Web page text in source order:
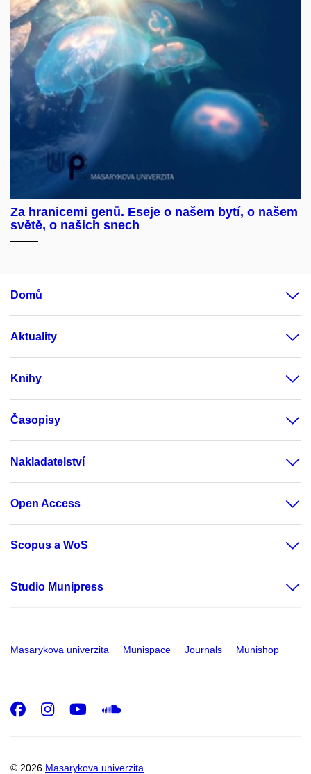
Za hranicemi genů. Eseje o našem bytí, o našem
světě, o našich snech
Domů
Aktuality
Knihy
Časopisy
Nakladatelství
Open Access
Scopus a WoS
Studio Munipress
Masarykova univerzita Munispace Journals Munishop
© 2026 Masarykova univerzita
Facebook
Instagram
Youtube
SoundCloud